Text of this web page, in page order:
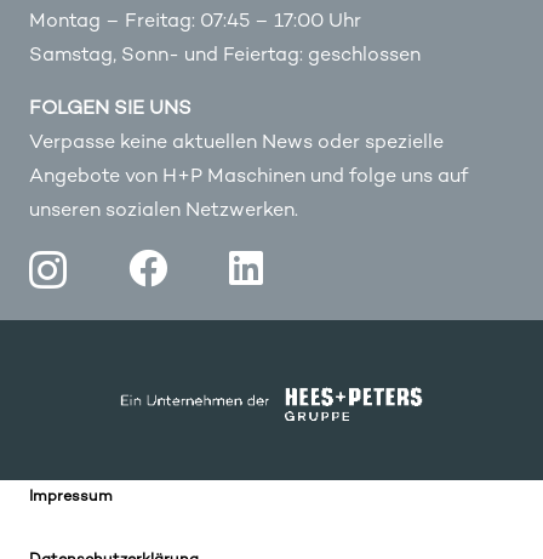
Montag – Freitag: 07:45 – 17:00 Uhr
Samstag, Sonn- und Feiertag: geschlossen
FOLGEN SIE UNS
Verpasse keine aktuellen News oder spezielle
Angebote von H+P Maschinen und folge uns auf
unseren sozialen Netzwerken.
Impressum